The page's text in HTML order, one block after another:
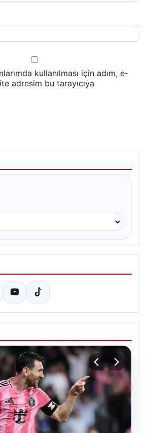
kullanılması için adım, e-
adresim bu tarayıcıya